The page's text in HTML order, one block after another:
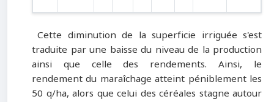
Cette diminution de la superficie irriguée s'est
traduite par une baisse du niveau de la production
ainsi que celle des rendements. Ainsi, le
rendement du maraîchage atteint péniblement les
50 q/ha, alors que celui des céréales stagne autour